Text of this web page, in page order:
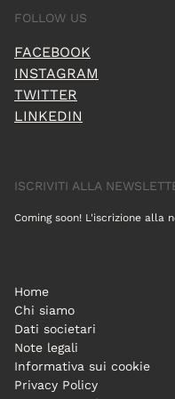
FOLLOW US
FACEBOOK
INSTAGRAM
TWITTER
LINKEDIN
ISCRIVITI ALLA
Coming soon! L'iscrizione alla
Home
Chi siamo
Dati societari
Note legali
Informativa sui cookie
Privacy Policy